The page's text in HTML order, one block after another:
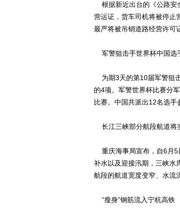
根据新近出台的《公路安
营运证，货车司机将被停止
最严将被吊销道路经营许可
军警狙击手世界杯中国选
为期3天的第10届军警狙
的4项。军警世界杯比赛分
比赛。中国共派出12名选手
长江三峡部分航段航道将
重庆海事局宣布，自6月5
补水以及迎接汛期，三峡水
航段的航道宽度变窄、水
“瘦身”钢筋流入宁杭高铁